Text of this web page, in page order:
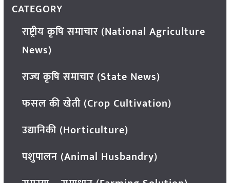
CATEGORY
राष्ट्रीय कृषि समाचार (National Agriculture
News)
राज्य कृषि समाचार (State News)
फसल की खेती (Crop Cultivation)
उद्यानिकी (Horticulture)
पशुपालन (Animal Husbandry)